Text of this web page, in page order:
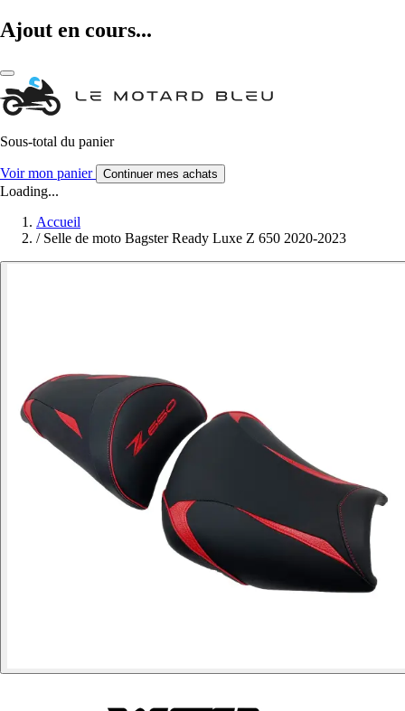
Ajout en cours...
Sous-total du panier
Voir mon panier Continuer mes achats
Loading...
Accueil
/ Selle de moto Bagster Ready Luxe Z 650 2020-2023